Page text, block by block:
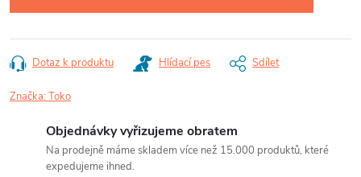
Dotaz k produktu Hlídací pes Sdílet
Značka:Toko
Objednávky vyřizujeme obratem
Na prodejně máme skladem více než 15.000 produktů, které
expedujeme ihned.